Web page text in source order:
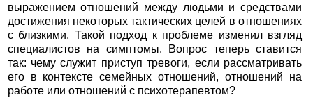
выражением отношений между людьми и средствами
достижения некоторых тактических целей в отношениях
с близкими. Такой подход к проблеме изменил взгляд
специалистов на симптомы. Вопрос теперь ставится
так: чему служит приступ тревоги, если рассматривать
его в контексте семейных отношений, отношений на
работе или отношений с психотерапевтом?